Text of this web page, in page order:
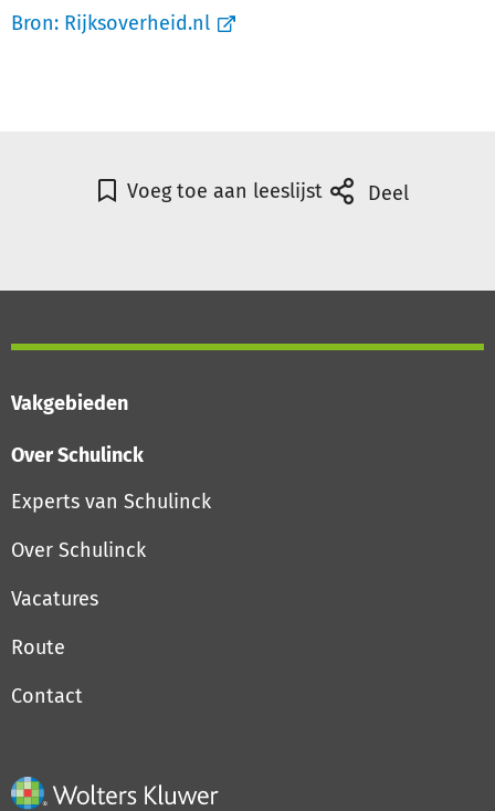
Bron: Rijksoverheid.nl
Voeg toe aan leeslijst Deel
Vakgebieden
Over Schulinck
Experts van Schulinck
Over Schulinck
Vacatures
Route
Contact